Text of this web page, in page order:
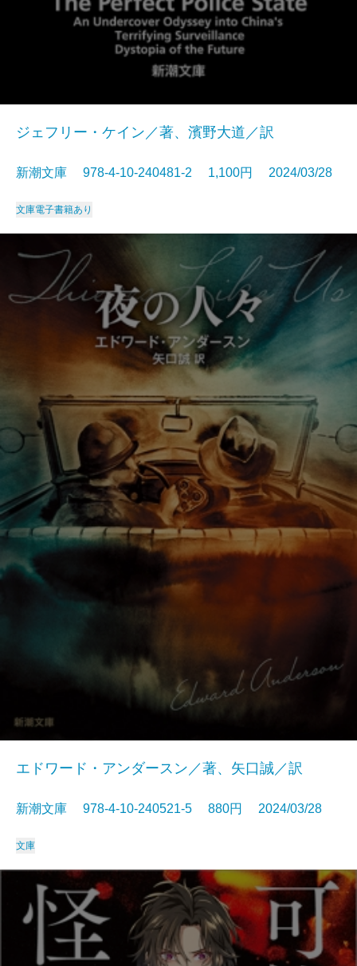
ジェフリー・ケイン／著、濱野大道／訳
新潮文庫 978-4-10-240481-2 1,100円 2024/03/28
文庫電子書籍あり
エドワード・アンダースン／著、矢口誠／訳
新潮文庫 978-4-10-240521-5 880円 2024/03/28
文庫